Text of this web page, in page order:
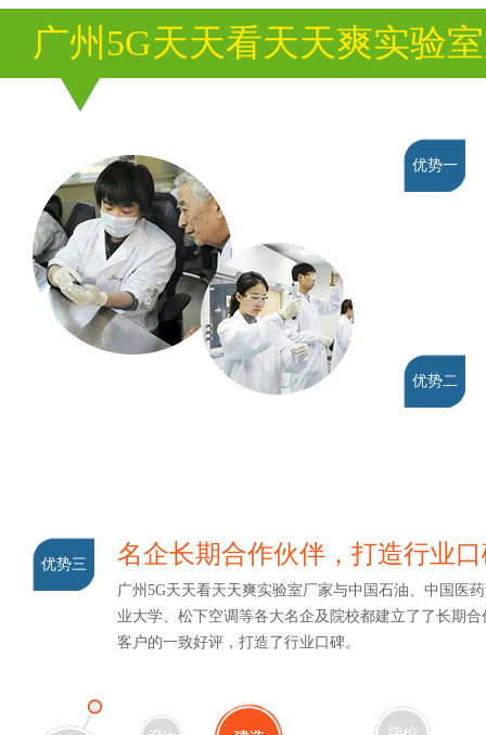
广州5G天天看天天爽实验
优势一
优势二
优势三 名企长期合作伙伴，打造行业
广州5G天天看天天爽实验室厂家与中国石油、中国医药
业大学、松下空调等各大名企及院校都建立了了长期合
客户的一致好评，打造了行业口碑。